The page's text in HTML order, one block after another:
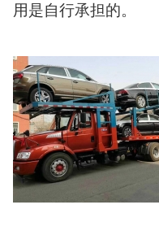
用是自行承担的。